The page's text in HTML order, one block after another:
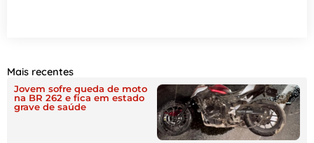
Mais recentes
Jovem sofre queda de moto
na BR 262 e fica em estado
grave de saúde